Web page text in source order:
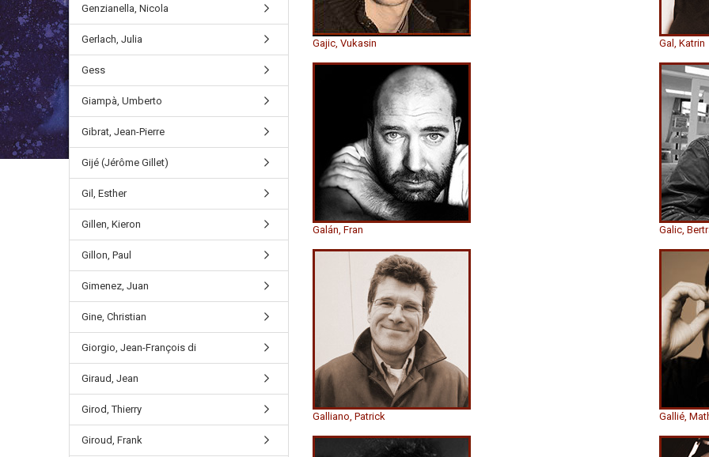
Gajic, Vukasin Gal, Katrin
Galán, Fran Galic,
Galliano, Patrick Gallié,
Genzianella, Nicola
Gerlach, Julia
Gess
Giampà, Umberto
Gibrat, Jean-Pierre
Gijé (Jérôme Gillet)
Gil, Esther
Gillen, Kieron
Gillon, Paul
Gimenez, Juan
Gine, Christian
Giorgio, Jean-François di
Giraud, Jean
Girod, Thierry
Giroud, Frank